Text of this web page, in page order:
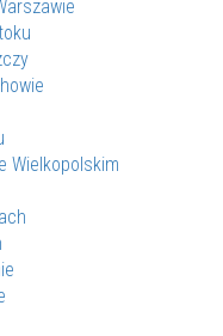
Wielkopolskim